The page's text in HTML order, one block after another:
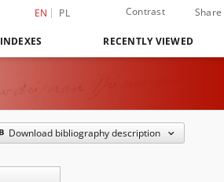
EN PL Contrast Share
INDEXES RECENTLY VIEWED
Download bibliography description